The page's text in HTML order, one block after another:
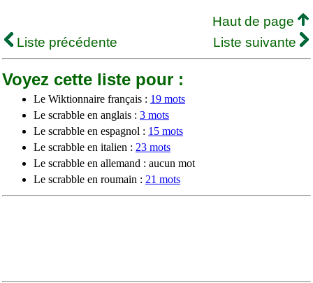
Haut de page
Liste précédente
Liste suivante
Voyez cette liste pour :
Le Wiktionnaire français : 19 mots
Le scrabble en anglais : 3 mots
Le scrabble en espagnol : 15 mots
Le scrabble en italien : 23 mots
Le scrabble en allemand : aucun mot
Le scrabble en roumain : 21 mots